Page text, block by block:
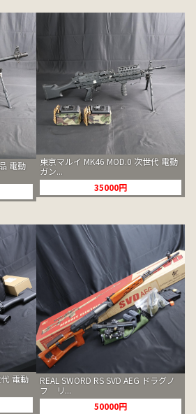
電動
東京マルイ MK46 MOD.0 次世代 電動
ガン...
35000円
電動
REAL SWORD RS SVD AEG ドラグノ
フ リ...
50000円